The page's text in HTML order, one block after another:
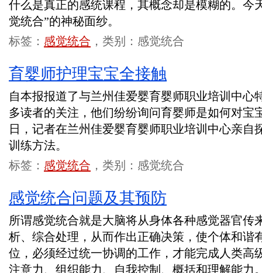
什么是真正的感统课程，其概念却是模糊的。今
觉统合”的神秘面纱。
标签： 感觉统合 ，类别：感觉统合
育婴师护理宝宝全接触
自本报报道了与兰州佳爱婴育婴师职业培训中心
多读者的关注，他们纷纷询问育婴师是如何对宝
日，记者在兰州佳爱婴育婴师职业培训中心亲自
训练方法。
标签： 感觉统合 ，类别：感觉统合
感觉统合问题及其预防
所谓感觉统合就是大脑将从身体各种感觉器官传
析、综合处理，从而作出正确决策，使个体和谐
位，必须经过统一协调的工作，才能完成人类高
注意力、组织能力、自我控制、概括和理解能力